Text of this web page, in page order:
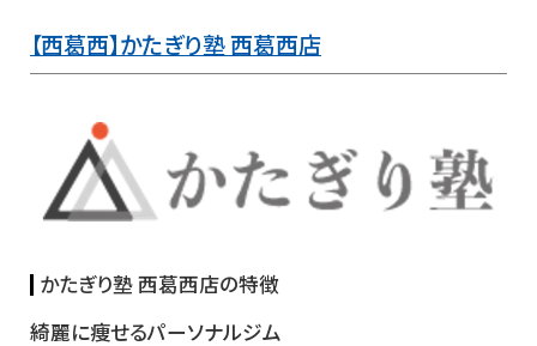
【西葛西】かたぎり塾 西葛西店
かたぎり塾 西葛西店の特徴
綺麗に痩せるパーソナルジム